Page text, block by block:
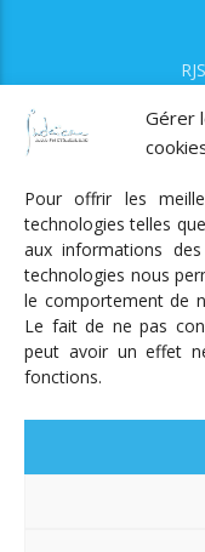
Gérer
Pour offrir les
technologies telles
aux informations
technologies nous
le comportement de
Le fait de ne pas
peut avoir un effet
fonctions.
Radio Judaica
Tous droits réservés
RADIO JUDAÏCA
PODCASTS
UN DON
ADHÉRER